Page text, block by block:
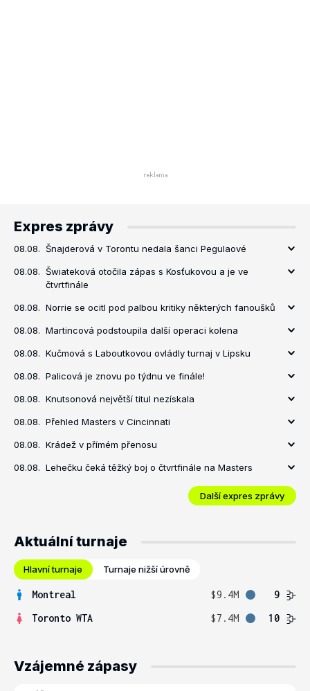
Expres zprávy
08.08. Šnajderová v Torontu nedala šanci Pegulaové
08.08. Šwiateková otočila zápas s Kosťukovou a je ve
čtvrtfinále
08.08. Norrie se ocitl pod palbou kritiky některých fanoušků
08.08. Martincová podstoupila další operaci kolena
08.08. Kučmová s Laboutkovou ovládly turnaj v Lipsku
08.08. Palicová je znovu po týdnu ve finále!
08.08. Knutsonová největší titul nezískala
08.08. Přehled Masters v Cincinnati
08.08. Krádež v přímém přenosu
08.08. Lehečku čeká těžký boj o čtvrtfinále na Masters
Další expres zprávy
Aktuální turnaje
Hlavní turnaje Turnaje nižší úrovně
Montreal $9.4M
9
Toronto WTA
$7.4M 10
Vzájemné zápasy